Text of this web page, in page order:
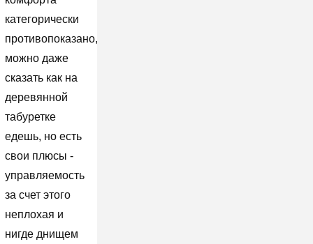
категорически
противопоказано,
можно даже
сказать как на
деревянной
табуретке
едешь, но есть
свои плюсы -
управляемость
за счет этого
неплохая и
нигде днищем